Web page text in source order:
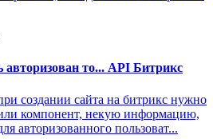
авторизован то... API Битрикс
создании сайта на битрикс нужно
компонент, некую информацию,
авторизованного пользоват...